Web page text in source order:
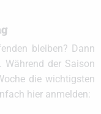
bleiben? Dann
der Saison
die wichtigsten
hier anmelden: